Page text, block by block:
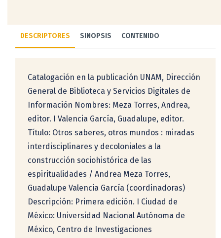
DESCRIPTORES SINOPSIS CONTENIDO
Catalogación en la publicación UNAM, Dirección
General de Biblioteca y Servicios Digitales de
Información Nombres: Meza Torres, Andrea,
editor. I Valencia García, Guadalupe, editor.
Título: Otros saberes, otros mundos : miradas
interdisciplinares y decoloniales a la
construcción sociohistórica de las
espiritualidades / Andrea Meza Torres,
Guadalupe Valencia García (coordinadoras)
Descripción: Primera edición. I Ciudad de
México: Universidad Nacional Autónoma de
México, Centro de Investigaciones